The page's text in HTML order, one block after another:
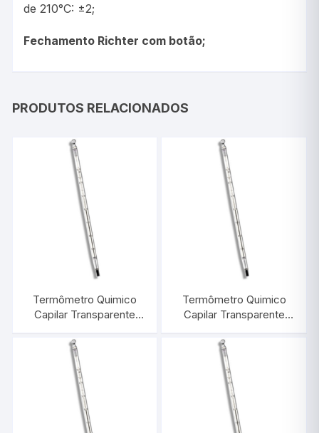
de 210°C: ±2;
Fechamento Richter com botão;
PRODUTOS RELACIONADOS
Termômetro Quimico
Capilar Transparente
INCOTERM 5085
Termômetro Quimico
Capilar Transparente
INCOTERM 5075